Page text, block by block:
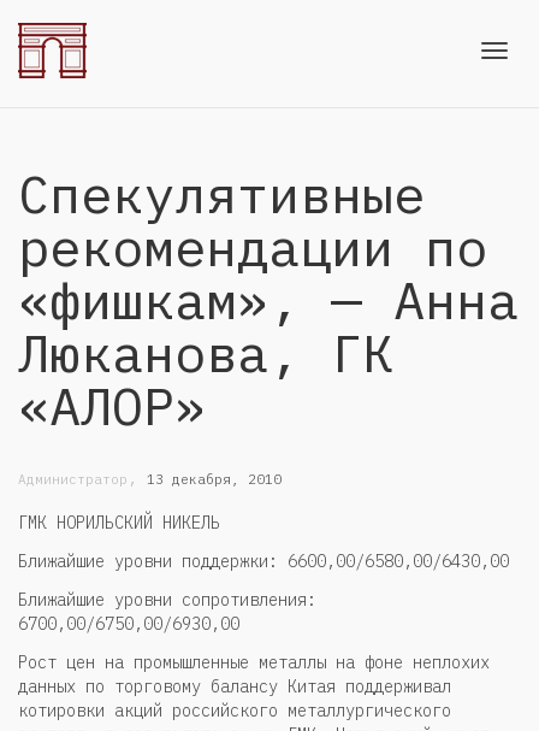
Спекулятивные
рекомендации по
«фишкам», — Анна
Люканова, ГК
«АЛОР»
Администратор , 13 декабря, 2010
ГМК НОРИЛЬСКИЙ НИКЕЛЬ
Ближайшие уровни поддержки: 6600,00/6580,00/6430,00
Ближайшие уровни сопротивления:
6700,00/6750,00/6930,00
Рост цен на промышленные металлы на фоне неплохих
данных по торговому балансу Китая поддерживал
котировки акций российского металлургического